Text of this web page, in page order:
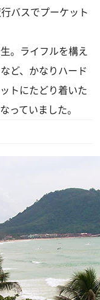
バスでプーケット
。ライフルを構え
ど、かなりハード
トにたどり着いた
っていました。